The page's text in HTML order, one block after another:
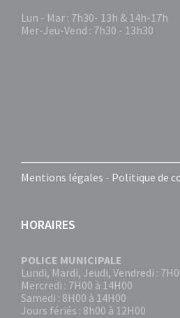
Lun - Mar : 7h30- 13h & 14h-17h
Mer-Jeu-Vend : 7h30 - 13h30
Mentions légales - Politique de
HORAIRES
POLICE MUNICIPALE
Lundi, Mardi, Jeudi, Vendredi :
Mercredi : 7H00 à 14H00
Samedi : 8H00 à 14H00
Jours fériés : 8h00 à 12H00